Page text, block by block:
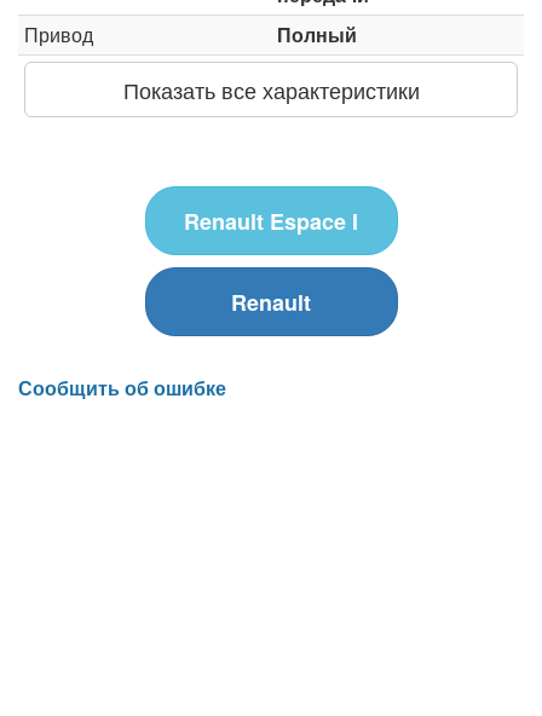
Привод
Полный
Показать все характеристики
Renault Espace I
Renault
Сообщить об ошибке